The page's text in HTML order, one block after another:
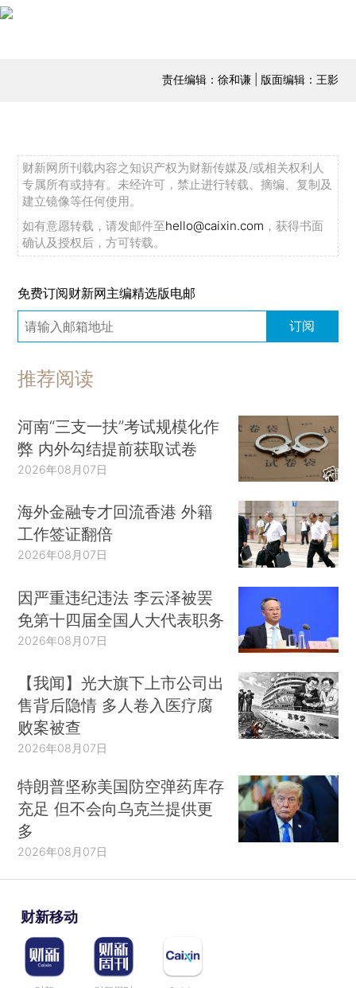
责任编辑：徐和谦 | 版面编辑：王影
财新网所刊载内容之知识产权为财新传媒及/或相关权利人
专属所有或持有。未经许可，禁止进行转载、摘编、复制及
建立镜像等任何使用。
如有意愿转载，请发邮件至hello@caixin.com ，获得书面
确认及授权后，方可转载。
免费订阅财新网主编精选版电邮
订阅
推荐阅读
河南“三支一扶”考试规模化作
弊 内外勾结提前获取试卷
2026年08月07日
海外金融专才回流香港 外籍
工作签证翻倍
2026年08月07日
因严重违纪违法 李云泽被罢
免第十四届全国人大代表职务
2026年08月07日
【我闻】光大旗下上市公司出
售背后隐情 多人卷入医疗腐
败案被查
2026年08月07日
特朗普坚称美国防空弹药库存
充足 但不会向乌克兰提供更
多
2026年08月07日
财新移动